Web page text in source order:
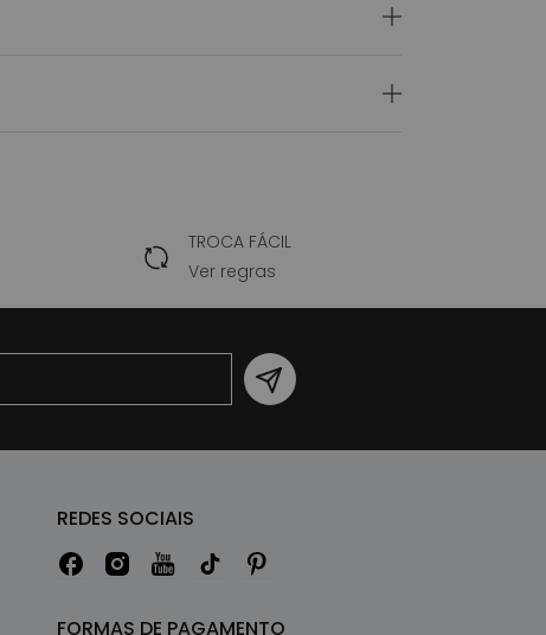
TROCA FÁCIL
Ver regras
REDES SOCIAIS
FORMAS DE PAGAMENTO